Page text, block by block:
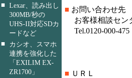
■ Lexar、読み出し
300MB/秒の
UHS-II対応SDカ
ードなど
■
カシオ、スマホ
連携を強化した
「EXILIM EX-
ZR1700」
■ お問い合わせ先
お客様相談セン
Tel.0120-000-475
■ ＵＲＬ